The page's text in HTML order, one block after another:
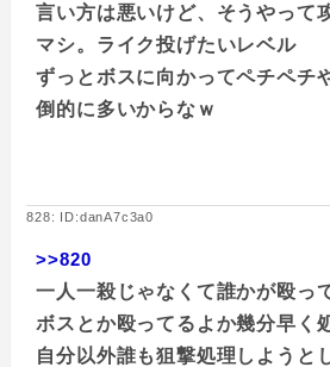
言い方は悪いけど、そうやって
マシ。ライク投げたいレベル
ずっとボスに向かってペチペチ
倒的に多いからなｗ
828: ID:danA7c3a0
>>820
一人一殺じゃなくて誰かが殴っ
ボスとか殴ってるよか幾分早く
自分以外誰も狙撃処理しようと